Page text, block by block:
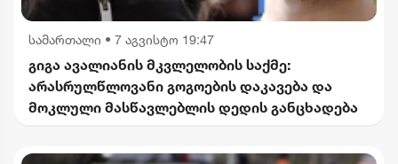
სამართალი • 7 აგვისტო 19:47
გიგა ავალიანის მკვლელობის საქმე:
არასრულწლოვანი გოგოების დაკავება და
მოკლული მასწავლებლის დედის განცხადება